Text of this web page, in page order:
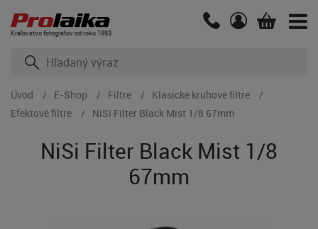
Kráľovstvo fotografov od roku 1993
Úvod E-Shop Filtre
Klasické kruhové filtre
Efektové filtre
NiSi Filter Black Mist 1/8 67mm
NiSi Filter Black Mist 1/8
67mm